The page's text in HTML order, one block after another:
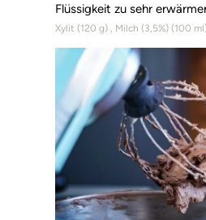
Flüssigkeit zu sehr
Xylit (120 g) Milch (3,5%) (100